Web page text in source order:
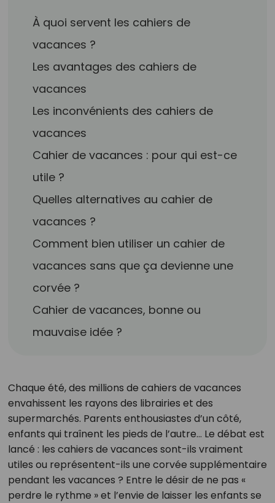
À quoi servent les cahiers de
vacances ?
Les avantages des cahiers de
vacances
Les inconvénients des cahiers de
vacances
Cahier de vacances : pour qui est-ce
utile ?
Quelles alternatives au cahier de
vacances ?
Comment bien utiliser un cahier de
vacances sans que ça devienne une
corvée ?
Cahier de vacances, bonne ou
mauvaise idée ?
Chaque été, des millions de cahiers de vacances
envahissent les rayons des librairies et des
supermarchés. Parents enthousiastes d’un côté,
enfants qui traînent les pieds de l’autre… Le débat est
lancé : les cahiers de vacances sont-ils vraiment
utiles ou représentent-ils une corvée supplémentaire
pendant les vacances ? Entre le désir de ne pas «
perdre le rythme » et l’envie de laisser les enfants se